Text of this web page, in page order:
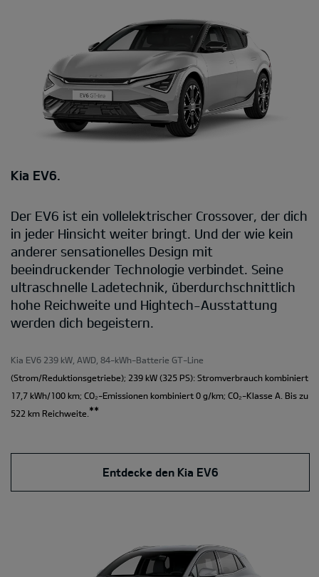
Kia EV6.
Der EV6 ist ein vollelektrischer Crossover, der dich
in jeder Hinsicht weiter bringt. Und der wie kein
anderer sensationelles Design mit
beeindruckender Technologie verbindet. Seine
ultraschnelle Ladetechnik, überdurchschnittlich
hohe Reichweite und Hightech-Ausstattung
werden dich begeistern.
Kia EV6 239 kW, AWD, 84-kWh-Batterie GT-Line
(Strom/Reduktionsgetriebe); 239 kW (325 PS): Stromverbrauch kombiniert
17,7 kWh/100 km; CO₂-Emissionen kombiniert 0 g/km; CO₂-Klasse A. Bis zu
522 km Reichweite. **
Entdecke den Kia EV6